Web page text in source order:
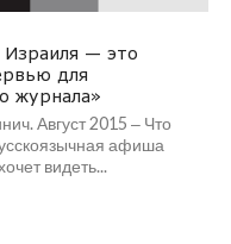
— это
для
журнала»
Август 2015 ‒ Что
афиша
видеть...